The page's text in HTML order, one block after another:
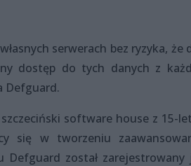
serwerach bez ryzyka, że
dostęp do tych danych z
Defguard.
software house z 15-
się w tworzeniu
został zarejestrowany